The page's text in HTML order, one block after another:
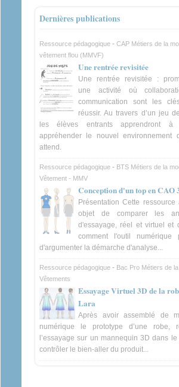
Dernières publications
Ressource pédagogique - CAP Métiers de la
vêtement flou (MMVF)
Une rentrée revisitée
Une rentrée revisitée :
une activité où
communication sont les
réussir. Au travers d’un jeu
les élèves entrants apprendront à
appréhender le nouvel environnement
attend.
Ressource pédagogique - BTS Métiers de la
Vêtement - MMV
Conception d'un top en CAO
Présentation Cette ressource
objet de comparer les
d'essayage, réel et virtuel et
comment l'outil numérique
d'argumenter la démarche d'analyse...
Ressource pédagogique - Bac Pro Métiers de
Vêtements
Essayage Virtuel 3D de la
Lara
Après avoir assemblé de
numérique le prototype d’une robe,
l’essayage sur un mannequin 3D dans le
contrôler le bien-aller du produit...